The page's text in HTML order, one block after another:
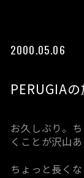
2000.05.06
PERUGIA
お久しぶり。
くことが沢山あ
ちょっと長く